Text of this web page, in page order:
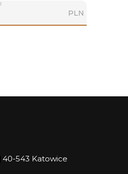
PLN
543 Katowice